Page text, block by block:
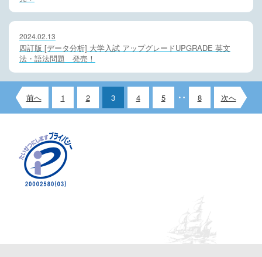
2024.02.13
四訂版 [データ分析] 大学入試 アップグレードUPGRADE 英文
法・語法問題 発売！
前へ 1 2 3 4 5 8 次へ